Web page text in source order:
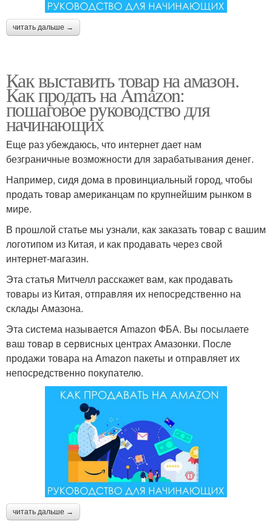
читать дальше →
Как выставить товар на амазон.
Как продать на Amazon:
пошаговое руководство для
начинающих
Еще раз убеждаюсь, что интернет дает нам
безграничные возможности для зарабатывания денег.
Например, сидя дома в провинциальный город, чтобы
продать товар американцам по крупнейшим рынком в
мире.
В прошлой статье мы узнали, как заказать товар с вашим
логотипом из Китая, и как продавать через свой
интернет-магазин.
Эта статья Митчелл расскажет вам, как продавать
товары из Китая, отправляя их непосредственно на
склады Амазона.
Эта система называется Amazon ФБА. Вы посылаете
ваш товар в сервисных центрах Амазонки. После
продажи товара на Amazon пакеты и отправляет их
непосредственно покупателю.
читать дальше →